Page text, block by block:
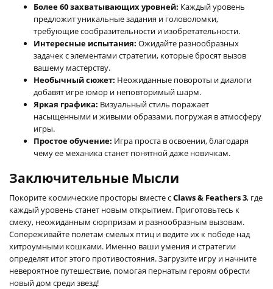
Более 60 захватывающих уровней: Каждый уровень
предложит уникальные задания и головоломки,
требующие сообразительности и изобретательности.
Интересные испытания: Ожидайте разнообразных
задачек с элементами стратегии, которые бросят вызов
вашему мастерству.
Необычный сюжет: Неожиданные повороты и диалоги
добавят игре юмор и неповторимый шарм.
Яркая графика: Визуальный стиль поражает
насыщенными и живыми образами, погружая в атмосферу
игры.
Простое обучение: Игра проста в освоении, благодаря
чему ее механика станет понятной даже новичкам.
Заключительные Мысли
Покорите космические просторы вместе сClaws & Feathers 3, где
каждый уровень станет новым открытием. Приготовьтесь к
смеху, неожиданным сюрпризам и разнообразным вызовам.
Сопереживайте полетам смелых птиц и ведите их к победе над
хитроумными кошками. Именно ваши умения и стратегии
определят итог этого противостояния. Загрузите игру и начните
невероятное путешествие, помогая пернатым героям обрести
новый дом среди звезд!